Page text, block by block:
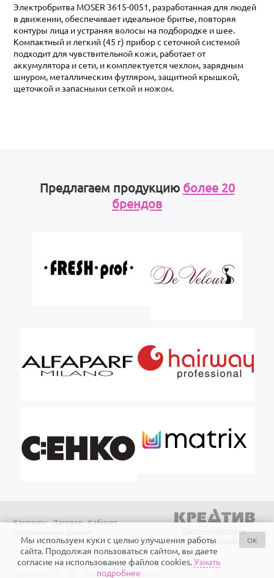
Электробритва MOSER 3615-0051, разработанная для людей
в движении, обеспечивает идеальное бритье, повторяя
контуры лица и устраняя волосы на подбородке и шее.
Компактный и легкий (45 г) прибор с сеточной системой
подходит для чувствительной кожи, работает от
аккумулятора и сети, и комплектуется чехлом, зарядным
шнуром, металлическим футляром, защитной крышкой,
щеточкой и запасными сеткой и ножом.
Предлагаем продукцию более 20
брендов
Контакты Договор Кабинет
Салоны красоты в
Калининграде
Работает на Айтинити
Мы используем куки с целью улучшения работы
сайта. Продолжая пользоваться сайтом, вы даете
согласие на использование файлов cookies.Узнать
подробнее
OK